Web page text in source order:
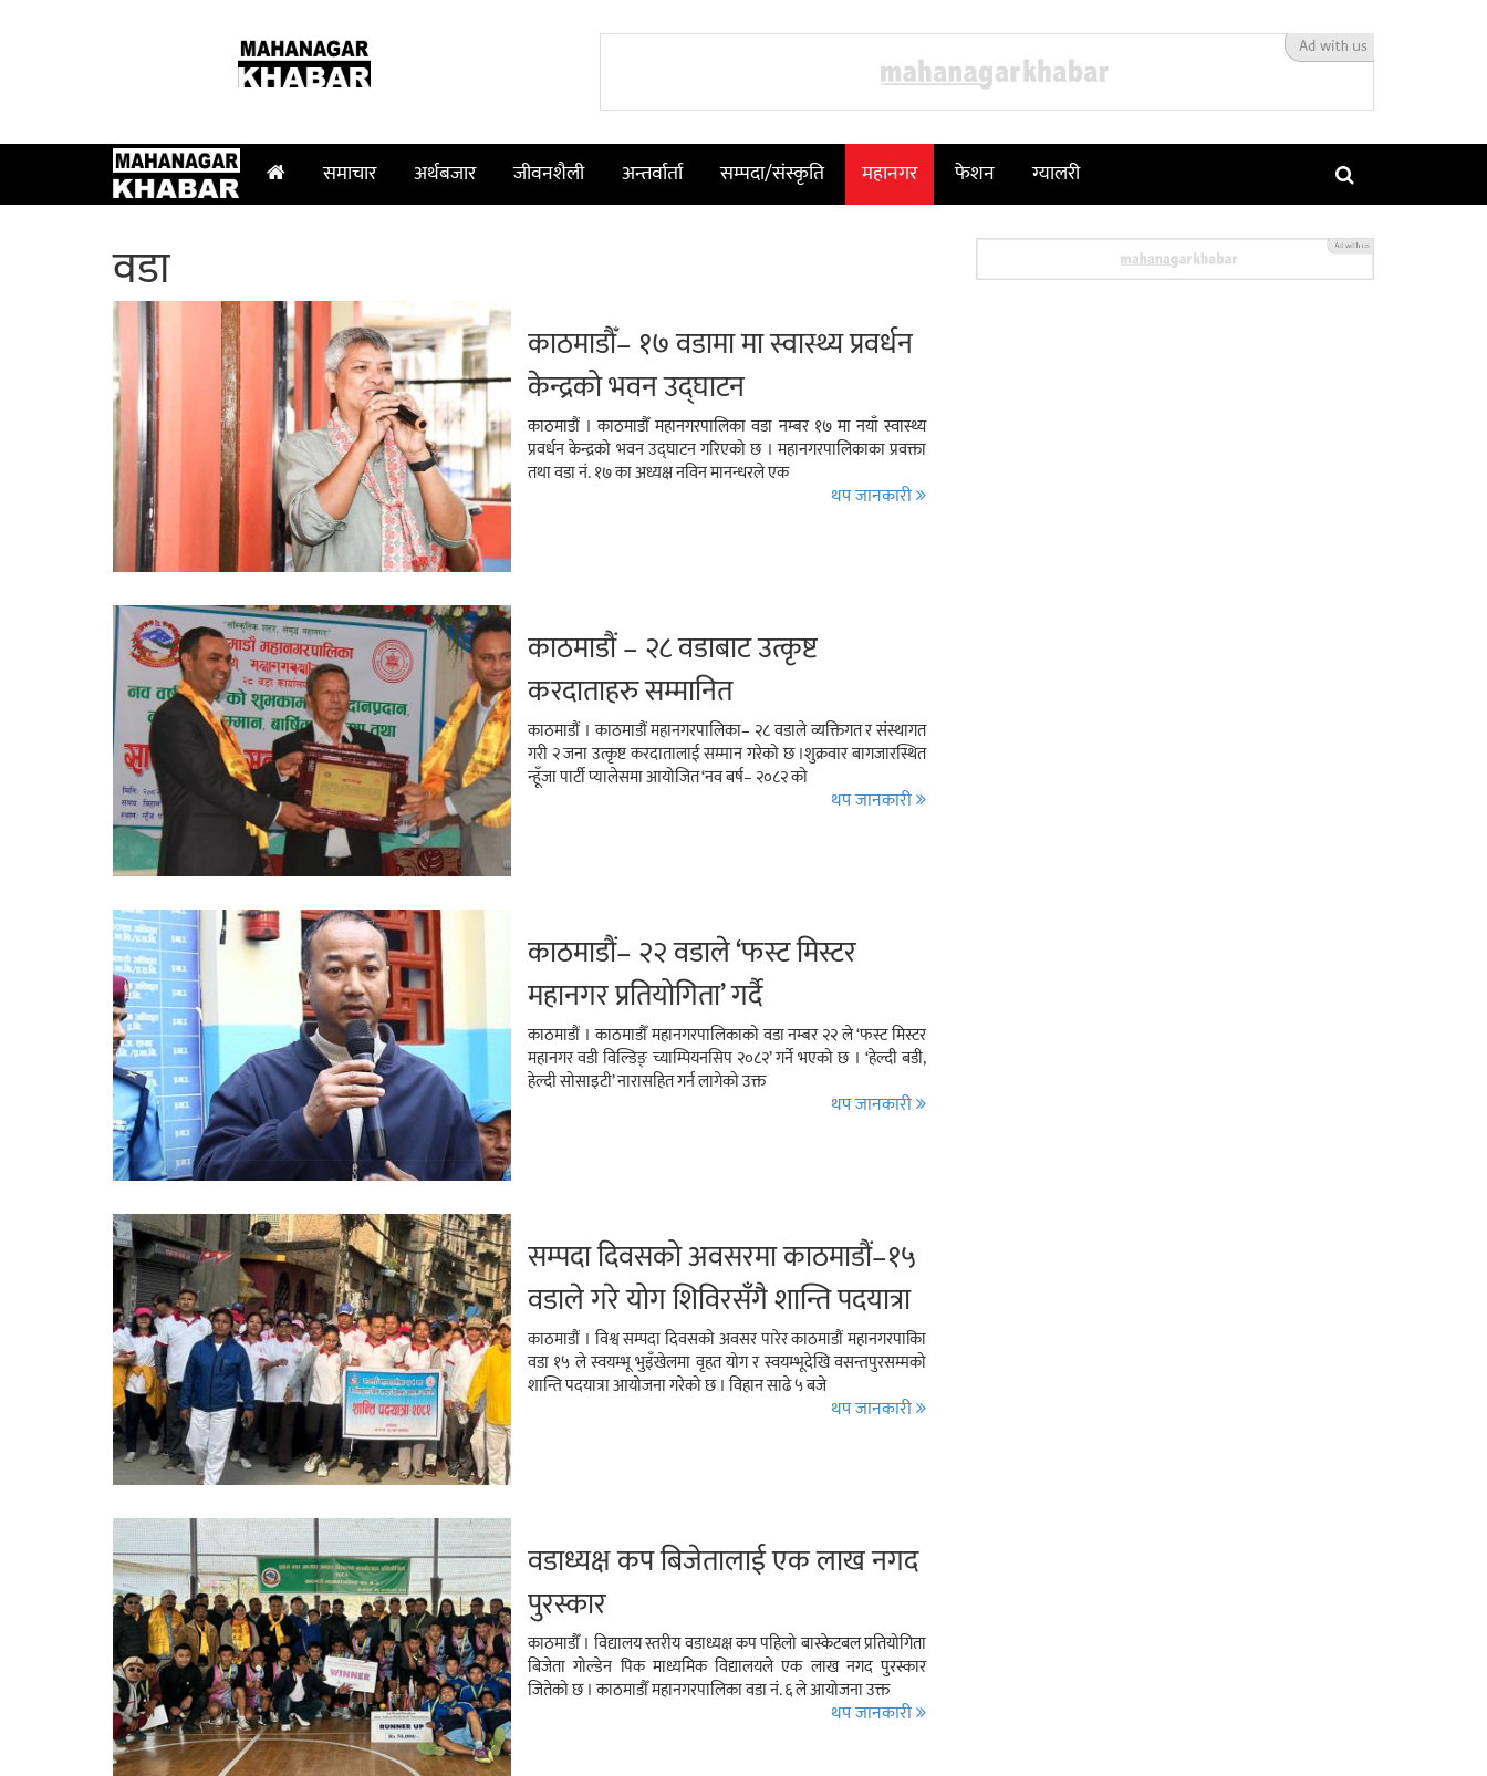
समाचार अर्थबजार जीवनशैली अन्तर्वार्ता सम्पदा/संस्कृति महानगर फेशन ग्यालरी
वडा
काठमाडौँ– १७ वडामा मा स्वास्थ्य प्रवर्धन
केन्द्रको भवन उद्घाटन
काठमाडौं । काठमाडौँ महानगरपालिका वडा नम्बर १७ मा नयाँ स्वास्थ्य
प्रवर्धन केन्द्रको भवन उद्घाटन गरिएको छ । महानगरपालिकाका प्रवक्ता
तथा वडा नं. १७ का अध्यक्ष नविन मानन्धरले एक
थप जानकारी
काठमाडौं – २८ वडाबाट उत्कृष्ट
करदाताहरु सम्मानित
काठमाडौं । काठमाडौं महानगरपालिका– २८ वडाले व्यक्तिगत र संस्थागत
गरी २ जना उत्कृष्ट करदातालाई सम्मान गरेको छ ।शुक्रवार बागजारस्थित
न्हूँजा पार्टी प्यालेसमा आयोजित ‘नव बर्ष– २०८२ को
थप जानकारी
काठमाडौं– २२ वडाले ‘फस्ट मिस्टर
महानगर प्रतियोगिता’ गर्दै
काठमाडौं । काठमाडौँ महानगरपालिकाको वडा नम्बर २२ ले ‘फस्ट मिस्टर
महानगर वडी विल्डिङ् च्याम्पियनसिप २०८२’ गर्ने भएको छ । ‘हेल्दी बडी,
हेल्दी सोसाइटी’ नारासहित गर्न लागेको उक्त
थप जानकारी
सम्पदा दिवसको अवसरमा काठमाडौं–१५
वडाले गरे योग शिविरसँगै शान्ति पदयात्रा
काठमाडौं । विश्व सम्पदा दिवसको अवसर पारेर काठमाडौं महानगरपाकिा
वडा १५ ले स्वयम्भू भुइँखेलमा वृहत योग र स्वयम्भूदेखि वसन्तपुरसम्मको
शान्ति पदयात्रा आयोजना गरेको छ । विहान साढे ५ बजे
थप जानकारी
वडाध्यक्ष कप बिजेतालाई एक लाख नगद
पुरस्कार
काठमाडौँ । विद्यालय स्तरीय वडाध्यक्ष कप पहिलो बास्केटबल प्रतियोगिता
बिजेता गोल्डेन पिक माध्यमिक विद्यालयले एक लाख नगद पुरस्कार
जितेको छ । काठमाडौँ महानगरपालिका वडा नं. ६ ले आयोजना उक्त
थप जानकारी